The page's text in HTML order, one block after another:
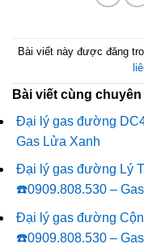
Bài viết này được đăng
Bài viết cùng
Đại lý gas đường
Gas Lửa Xanh
Đại lý gas đường Lý
☎️0909.808.530 –
Đại lý gas đường
☎️0909.808.530 –